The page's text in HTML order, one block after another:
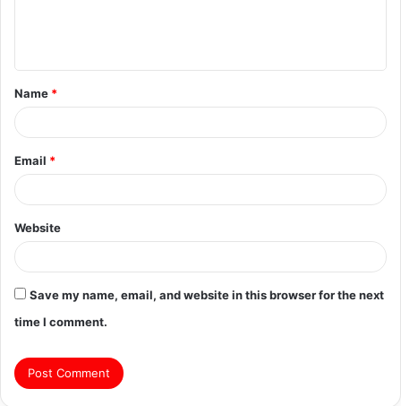
t
*
Name *
Email *
Website
Save my name, email, and website in this browser for the next
time I comment.